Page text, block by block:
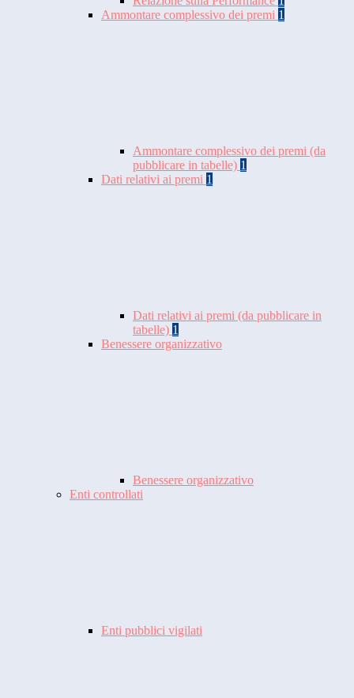
Ammontare complessivo dei premi 1
Ammontare complessivo dei premi (da
pubblicare in tabelle) 1
Dati relativi ai premi 1
Dati relativi ai premi (da pubblicare in
tabelle) 1
Benessere organizzativo
Benessere organizzativo
Enti controllati
Enti pubblici vigilati